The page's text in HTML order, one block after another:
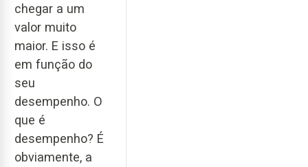
chegar a um
valor muito
maior. E isso é
em função do
seu
desempenho. O
que é
desempenho? É
obviamente, a